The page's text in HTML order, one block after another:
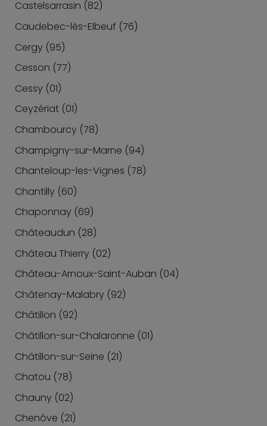
Castelsarrasin (82)
Caudebec-lès-Elbeuf (76)
Cergy (95)
Cesson (77)
Cessy (01)
Ceyzériat (01)
Chambourcy (78)
Champigny-sur-Marne (94)
Chanteloup-les-Vignes (78)
Chantilly (60)
Chaponnay (69)
Châteaudun (28)
Château Thierry (02)
Château-Arnoux-Saint-Auban (04)
Châtenay-Malabry (92)
Châtillon (92)
Châtillon-sur-Chalaronne (01)
Châtillon-sur-Seine (21)
Chatou (78)
Chauny (02)
Chenôve (21)